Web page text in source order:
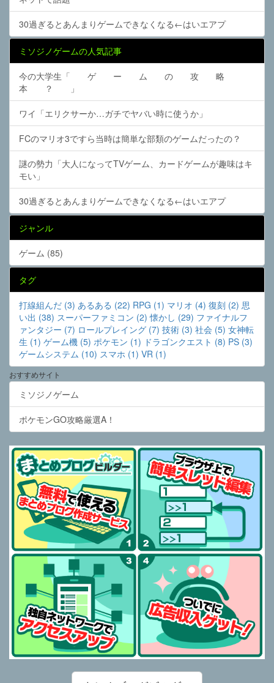
30過ぎるとあんまりゲームできなくなる←はいエアプ
ミソジノゲームの人気記事
今の大学生「 ゲ ー ム の 攻 略
本 ？ 」
ワイ「エリクサーか…ガチでヤバい時に使うか」
FCのマリオ3ですら当時は簡単な部類のゲームだったの？
謎の勢力「大人になってTVゲーム、カードゲームが趣味はキ
モい」
30過ぎるとあんまりゲームできなくなる←はいエアプ
ジャンル
ゲーム (85)
タグ
打線組んだ (3) あるある (22) RPG (1) マリオ (4) 復刻 (2) 思
い出 (38) スーパーファミコン (2) 懐かし (29) ファイナルフ
ァンタジー (7) ロールプレイング (7) 技術 (3) 社会 (5) 女神転
生 (1) ゲーム機 (5) ポケモン (1) ドラゴンクエスト (8) PS (3)
ゲームシステム (10) スマホ (1) VR (1)
おすすめサイト
ミソジノゲーム
ポケモンGO攻略厳選A！